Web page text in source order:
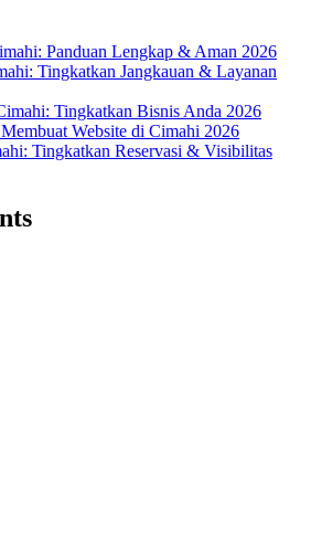
Panduan Lengkap & Aman 2026
Tingkatkan Jangkauan & Layanan
Tingkatkan Bisnis Anda 2026
Website di Cimahi 2026
Tingkatkan Reservasi & Visibilitas